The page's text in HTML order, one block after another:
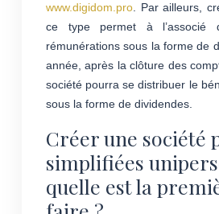
www.digidom.pro . Par ailleurs,
ce type permet à l’associé
rémunérations sous la forme de
année, après la clôture des
société pourra se distribuer le
sous la forme de dividendes.
Créer une société
simplifiées
quelle est la